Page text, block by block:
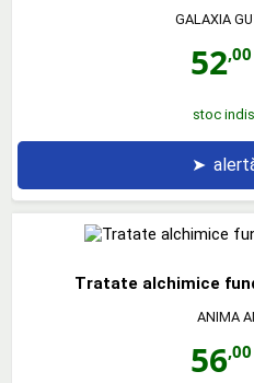
GALAXIA
52,00
stoc
➤
Tratate alchimice
ANIMA
56,00